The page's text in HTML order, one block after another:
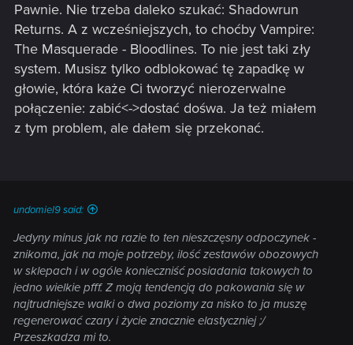
Pawnie. Nie trzeba daleko szukać: Shadowrun
Returns. A z wcześniejszych, to choćby Vampire:
The Masquerade - Bloodlines. To nie jest taki zły
system. Musisz tylko odblokować tę zapadkę w
głowie, która każe Ci tworzyć nierozerwalne
połączenie: zabić<->dostać dośwa. Ja też miałem
z tym problem, ale dałem się przekonać.
undomiel9 said:
Jedyny minus jak na razie to ten nieszczęsny odpoczynek -
znikoma, jak na moje potrzeby, ilość zestawów obozowych
w sklepach i w ogóle konieczniść posiadania takowych to
jedno wielkie pfff. Z moją tendencją do pakowania się w
najtrudniejsze walki o dwa poziomy za nisko to ja muszę
regenerować czary i życie znacznie elastyczniej ;/
Przeszkadza mi to.